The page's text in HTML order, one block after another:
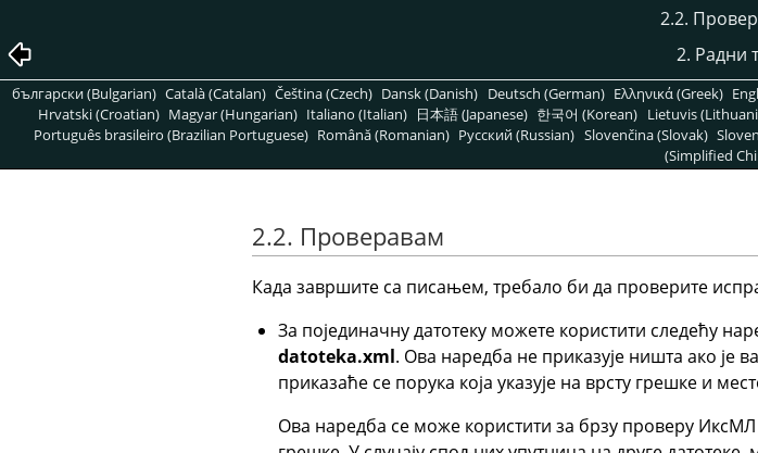
2.2.
2. Радни
български (Bulgarian) Català (Catalan) Čeština (Czech) Dansk (Danish) Deutsch (German) Ελληνικά (Greek)
Hrvatski (Croatian) Magyar (Hungarian) Italiano (Italian) 日本語 (Japanese) 한국어 (Korean) Lietuvis
Português brasileiro (Brazilian Portuguese) Română (Romanian) Pусский (Russian) Slovenčina (Slovak)
(Simplified
2.2. Проверавам
Када завршите са писањем, требало би да проверите
За појединачну датотеку можете користити следећу
datoteka.xml. Ова наредба не приказује ништа ако је
приказаће се порука која указује на врсту грешке и
Ова наредба се може користити за брзу проверу